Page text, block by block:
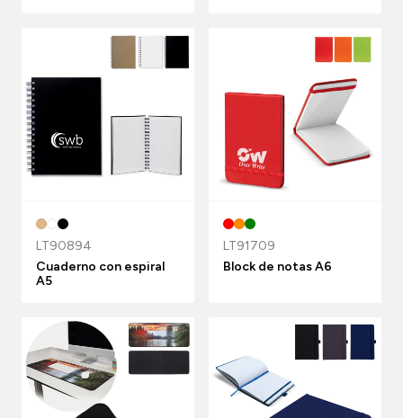
LT90894
Cuaderno con espiral
A5
LT91709
Block de notas A6